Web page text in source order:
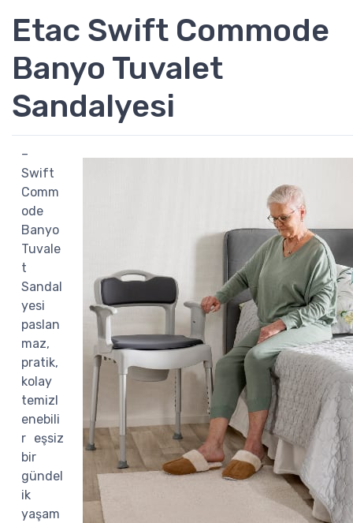
Etac Swift Commode
Banyo Tuvalet
Sandalyesi
–
Swift
Comm
ode
Banyo
Tuvale
t
Sandal
yesi
paslan
maz,
pratik,
kolay
temizl
enebili
r eşsiz
bir
gündel
ik
yaşam